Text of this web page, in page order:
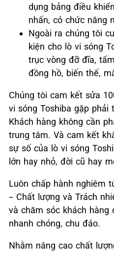
dụng bảng điều
nhấn, có chức năng
Ngoài ra chúng tôi
kiện cho lò vi sóng
trục vòng đỡ đĩa,
đồng hồ, biến thế,
Chúng tôi cam kết sửa
vi sóng Toshiba gặp phải
Khách hàng không cần
trung tâm. Và cam kết
sự số của lò vi sóng
lớn hay nhỏ, đời cũ hay
Luôn chấp hành nghiêm
– Chất lượng và Trách
và chăm sóc khách
nhanh chóng, chu đáo.
Nhằm nâng cao chất